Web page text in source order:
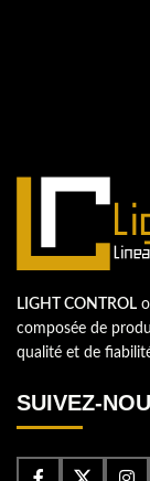
LIGHT CONTROL
composée de
qualité et de
SUIVEZ-